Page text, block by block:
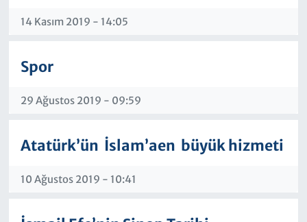
14 Kasım 2019 - 14:05
Spor
29 Ağustos 2019 - 09:59
Atatürk’ün İslam’aen büyük hizmeti
10 Ağustos 2019 - 10:41